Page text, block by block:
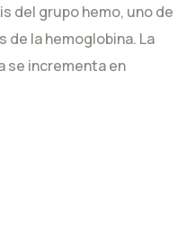
del grupo hemo, uno de
de la hemoglobina. La
se incrementa en